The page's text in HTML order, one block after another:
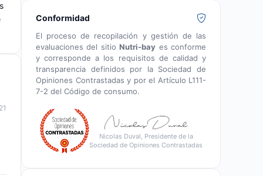
Conformidad
El proceso de recopilación y gestión de las
evaluaciones del sitioNutri-bay es conforme
y corresponde a los requisitos de calidad y
transparencia definidos por la Sociedad de
Opiniones Contrastadas y por el Artículo L111-
7-2 del Código de consumo.
Nicolas Duval, Presidente de la
Sociedad de Opiniones Contrastadas